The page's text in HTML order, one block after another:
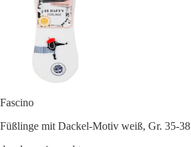
Fascino
Füßlinge mit Dackel-Motiv weiß, Gr. 35-38